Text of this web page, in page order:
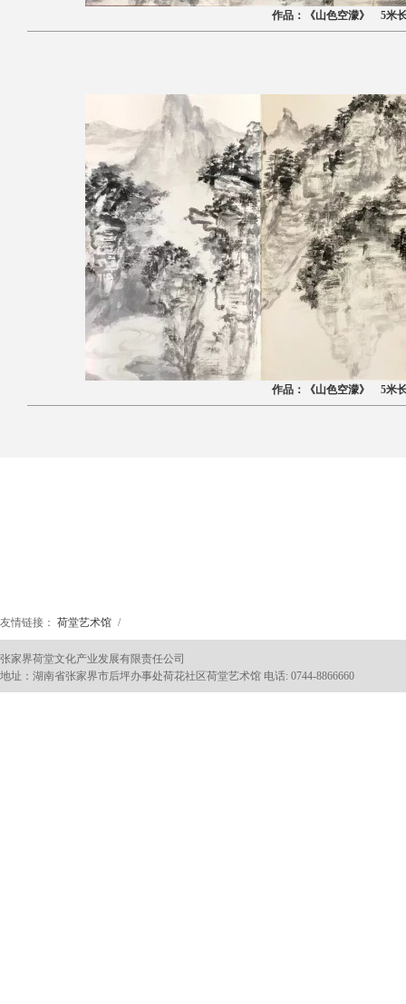
作品：《山色空濛》 5米
作品：《山色空濛》 5米
友情链接： 荷堂艺术馆 /
张家界荷堂文化产业发展有限责任公司
地址：湖南省张家界市后坪办事处荷花社区荷堂艺术馆 电话: 0744-8866660